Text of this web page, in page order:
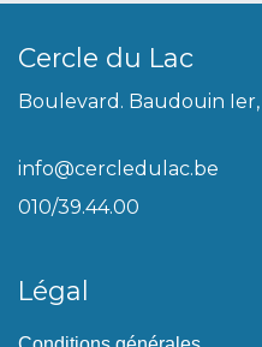
Cercle du Lac
Boulevard. Baudouin
info@cercledulac.be
010/39.44.00
Légal